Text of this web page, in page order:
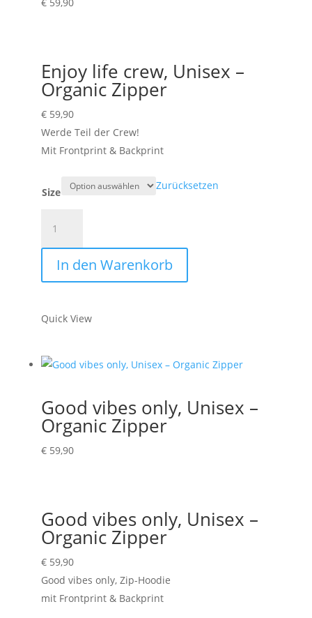
Enjoy life crew, Unisex –
Organic Zipper
€59,90
Werde Teil der Crew!
Mit Frontprint & Backprint
Size
Zurücksetzen
crew,
Unisex
Zipper
In den Warenkorb
Quick View
Good vibes only, Unisex –
Organic Zipper
€59,90
Good vibes only, Unisex –
Organic Zipper
€59,90
Good vibes only, Zip-Hoodie
mit Frontprint & Backprint